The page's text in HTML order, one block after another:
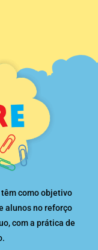
têm como objetivo
alunos no reforço
com a prática de